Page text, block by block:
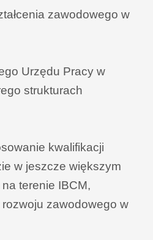
zawodowego w
Urzędu Pracy w
strukturach
kwalifikacji
w jeszcze większym
terenie IBCM,
zawodowego w